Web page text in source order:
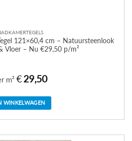
121×60,4 cm – Natuursteenlook
Vloer – Nu €29,50 p/m²
m² €29,50
WINKELWAGEN